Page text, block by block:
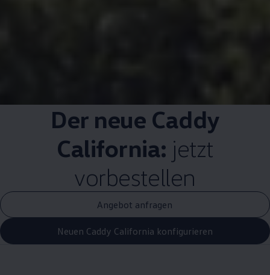
Der neue Caddy
California: jetzt
vorbestellen
Angebot anfragen
Neuen Caddy California konfigurieren